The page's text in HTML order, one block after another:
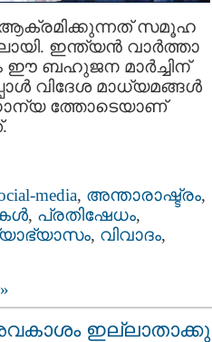
ആക്രമിക്കുന്നത് സമൂഹ
ഇന്ത്യൻ വാർത്താ
ഈ ബഹുജന മാർച്ചിന്
വിദേശ മാധ്യമങ്ങൾ
ത്തോടെയാണ്
media, അന്താരാഷ്ട്രം,
, പ്രതിഷേധം,
, വിവാദം,